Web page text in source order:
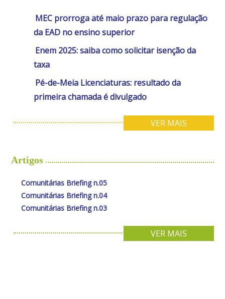
MEC prorroga até maio prazo para regulação
da EAD no ensino superior
Enem 2025: saiba como solicitar isenção da
taxa
Pé-de-Meia Licenciaturas: resultado da
primeira chamada é divulgado
VER MAIS
Artigos
Comunitárias Briefing n.05
Comunitárias Briefing n.04
Comunitárias Briefing n.03
VER MAIS